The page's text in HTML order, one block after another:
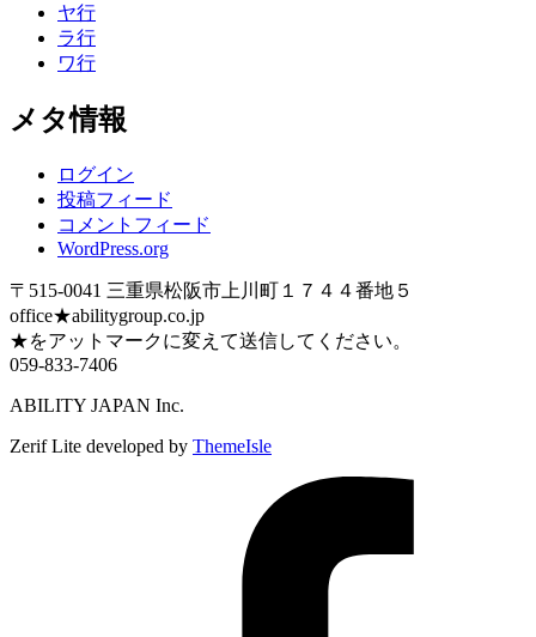
ヤ行
ラ行
ワ行
メタ情報
ログイン
投稿フィード
コメントフィード
WordPress.org
〒515-0041 三重県松阪市上川町１７４４番地５
office★abilitygroup.co.jp
★をアットマークに変えて送信してください。
059-833-7406
ABILITY JAPAN Inc.
Zerif Lite developed by ThemeIsle